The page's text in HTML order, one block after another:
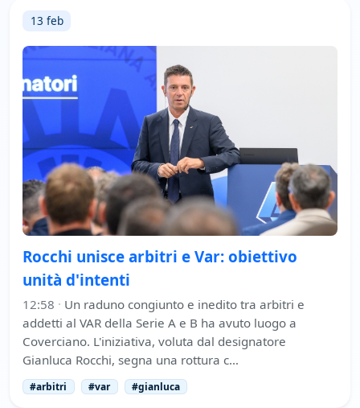
13 feb
Rocchi unisce arbitri e Var: obiettivo
unità d'intenti
12:58 · Un raduno congiunto e inedito tra arbitri e
addetti al VAR della Serie A e B ha avuto luogo a
Coverciano. L'iniziativa, voluta dal designatore
Gianluca Rocchi, segna una rottura c…
#arbitri #var #gianluca